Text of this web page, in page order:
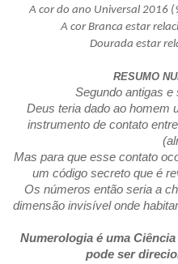
A cor do ano Universal 2016
A cor Branca estar
Dourada estar
RESUMO
Segundo antigas
Deus teria dado ao homem
instrumento de contato
Mas para que esse contato
um código secreto que é
Os números então seria a
dimensão invisível onde
Numerologia é uma
pode ser